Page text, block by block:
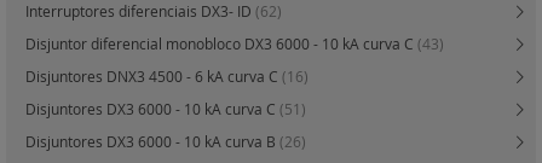
Interruptores diferenciais DX3- ID (62)
Disjuntor diferencial monobloco DX3 6000 - 10 kA curva C (43)
Disjuntores DNX3 4500 - 6 kA curva C (16)
Disjuntores DX3 6000 - 10 kA curva C (51)
Disjuntores DX3 6000 - 10 kA curva B (26)